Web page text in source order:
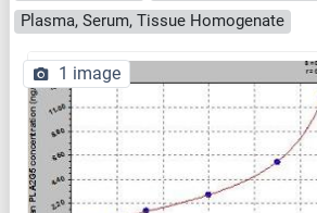
Plasma, Serum, Tissue Homogenate
1 image